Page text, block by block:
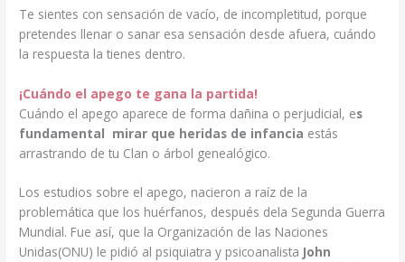
Te sientes con sensación de vacío, de incompletitud, porque
pretendes llenar o sanar esa sensación desde afuera, cuándo
la respuesta la tienes dentro.
¡Cuándo el apego te gana la partida!
Cuándo el apego aparece de forma dañina o perjudicial, es
fundamental mirar que heridas de infancia estás
arrastrando de tu Clan o árbol genealógico.
Los estudios sobre el apego, nacieron a raíz de la
problemática que los huérfanos, después dela Segunda Guerra
Mundial. Fue así, que la Organización de las Naciones
Unidas(ONU) le pidió al psiquiatra y psicoanalista John